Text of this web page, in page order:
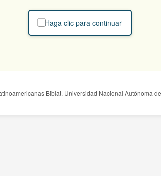
Haga clic para continuar
Biblat. Universidad Nacional Autónoma